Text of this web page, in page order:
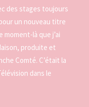
des stages toujours
un nouveau titre
moment-là que j’ai
produite et
Comté. C’était la
dans le